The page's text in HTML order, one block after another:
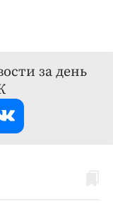
за день